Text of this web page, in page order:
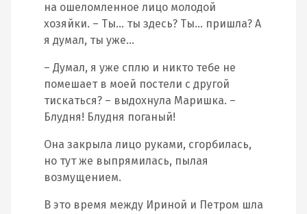
на ошеломленное лицо молодой
хозяйки. – Ты… ты здесь? Ты… пришла? А
я думал, ты уже…
– Думал, я уже сплю и никто тебе не
помешает в моей постели с другой
тискаться? – выдохнула Маришка. –
Блудня! Блудня поганый!
Она закрыла лицо руками, сгорбилась,
но тут же выпрямилась, пылая
возмущением.
В это время между Ириной и Петром шла